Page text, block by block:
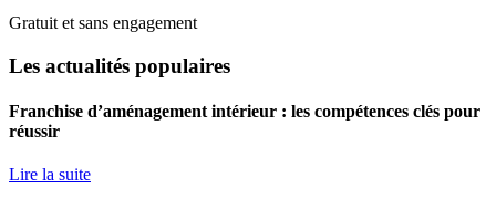
Gratuit et sans engagement
Les actualités populaires
Franchise d’aménagement intérieur : les compétences clés pour
réussir
Lire la suite